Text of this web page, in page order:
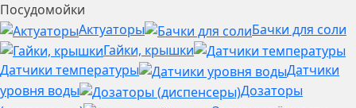
Посудомойки
Актуаторы
Бачки для соли
Гайки, крышки
Датчики температуры
Датчики
уровня воды
Дозаторы